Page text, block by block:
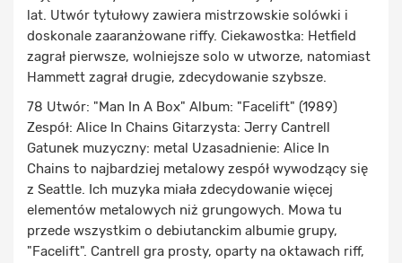
lat. Utwór tytułowy zawiera mistrzowskie solówki i
doskonale zaaranżowane riffy. Ciekawostka: Hetfield
zagrał pierwsze, wolniejsze solo w utworze, natomiast
Hammett zagrał drugie, zdecydowanie szybsze.
78 Utwór: "Man In A Box" Album: "Facelift" (1989)
Zespół: Alice In Chains Gitarzysta: Jerry Cantrell
Gatunek muzyczny: metal Uzasadnienie: Alice In
Chains to najbardziej metalowy zespół wywodzący się
z Seattle. Ich muzyka miała zdecydowanie więcej
elementów metalowych niż grungowych. Mowa tu
przede wszystkim o debiutanckim albumie grupy,
"Facelift". Cantrell gra prosty, oparty na oktawach riff,